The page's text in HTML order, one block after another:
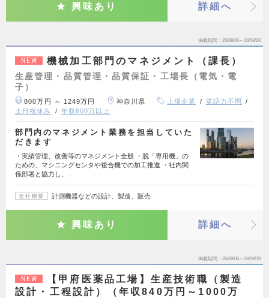
興味あり 詳細へ
掲載期間 26/08/06～26/08/20
NEW 機械加工部門のマネジメント（課長）
生産管理・品質管理・品質保証・工場長（電気・電
子）
800万円 ～ 1249万円 神奈川県 上場企業
英語力不問
土日祝休み
年収600万以上
部門内のマネジメント業務を担当していた
だきます
・実績管理、改善等のマネジメント全般 ・脱「専用機」の
ための、マシニングセンタや複合機での加工推進 ・社内関
係部署と協力し、…
会社概要 計測機器などの設計、製造、販売
興味あり 詳細へ
掲載期間 26/08/06～26/08/19
NEW
【甲府医薬品工場】生産技術職（製造
設計・工程設計）（年収840万円～1000万